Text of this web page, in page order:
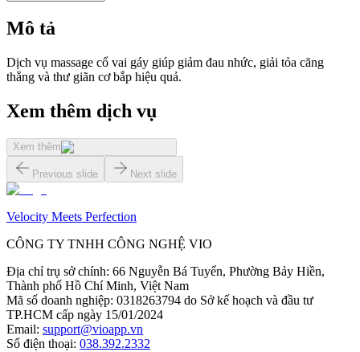
Mô tả
Dịch vụ massage cổ vai gáy giúp giảm đau nhức, giải tỏa căng
thẳng và thư giãn cơ bắp hiệu quả.
Xem thêm dịch vụ
Xem thêm
Previous slide Next slide
Velocity Meets Perfection
CÔNG TY TNHH CÔNG NGHỆ VIO
Địa chỉ trụ sở chính: 66 Nguyễn Bá Tuyển, Phường Bảy Hiền,
Thành phố Hồ Chí Minh, Việt Nam
Mã số doanh nghiệp: 0318263794 do Sở kế hoạch và đầu tư
TP.HCM cấp ngày 15/01/2024
Email: support@vioapp.vn
Số điện thoại: 038.392.2332